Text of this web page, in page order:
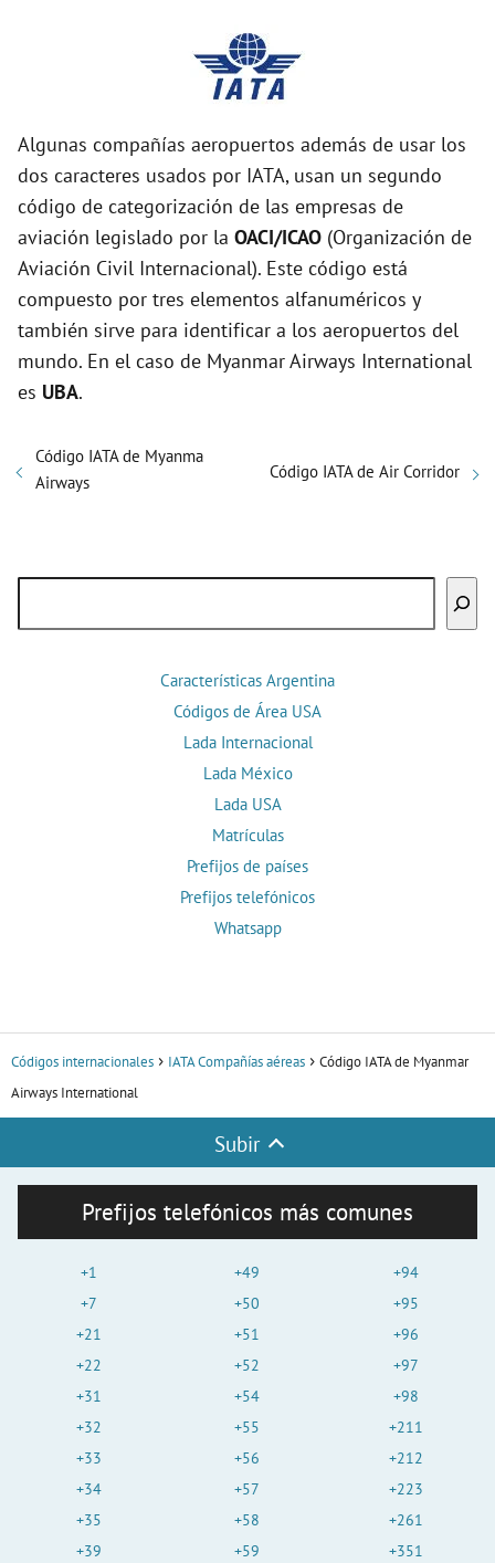
Algunas compañías aeropuertos además de usar los
dos caracteres usados por IATA, usan un segundo
código de categorización de las empresas de
aviación legislado por la OACI/ICAO (Organización de
Aviación Civil Internacional). Este código está
compuesto por tres elementos alfanuméricos y
también sirve para identificar a los aeropuertos del
mundo. En el caso de Myanmar Airways International
es UBA.
Código IATA de Myanma
Airways
Código IATA de Air Corridor
Características Argentina
Códigos de Área USA
Lada Internacional
Lada México
Lada USA
Matrículas
Prefijos de países
Prefijos telefónicos
Whatsapp
Códigos internacionales IATA Compañías aéreas
Código IATA de Myanmar
Airways International
Subir
Prefijos telefónicos más comunes
+1
+7
+21
+22
+31
+32
+33
+34
+35
+39
+49
+50
+51
+52
+54
+55
+56
+57
+58
+59
+94
+95
+96
+97
+98
+211
+212
+223
+261
+351